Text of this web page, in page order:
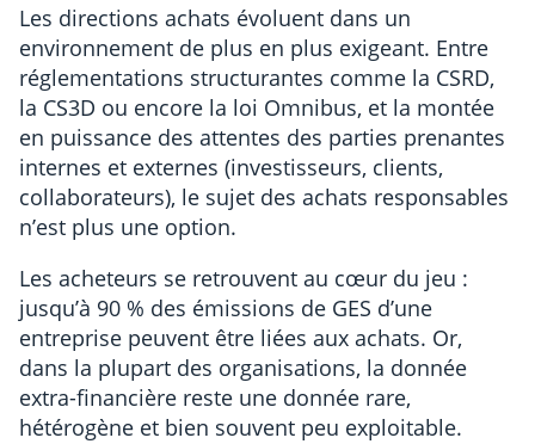
Les directions achats évoluent dans un
environnement de plus en plus exigeant. Entre
réglementations structurantes comme la CSRD,
la CS3D ou encore la loi Omnibus, et la montée
en puissance des attentes des parties prenantes
internes et externes (investisseurs, clients,
collaborateurs), le sujet des achats responsables
n’est plus une option.
Les acheteurs se retrouvent au cœur du jeu :
jusqu’à 90 % des émissions de GES d’une
entreprise peuvent être liées aux achats. Or,
dans la plupart des organisations, la donnée
extra-financière reste une donnée rare,
hétérogène et bien souvent peu exploitable.